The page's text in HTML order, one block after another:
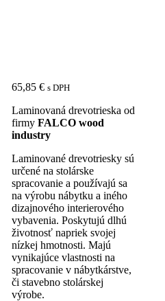
65,85€ s DPH
Laminovaná drevotrieska od
firmyFALCO wood
industry
Laminované drevotriesky sú
určené na stolárske
spracovanie a používajú sa
na výrobu nábytku a iného
dizajnového interierového
vybavenia. Poskytujú dlhú
životnosť napriek svojej
nízkej hmotnosti. Majú
vynikajúce vlastnosti na
spracovanie v nábytkárstve,
či stavebno stolárskej
výrobe.